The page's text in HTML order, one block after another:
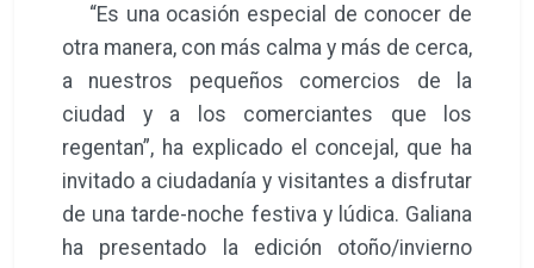
“Es una ocasión especial de conocer de
otra manera, con más calma y más de cerca,
a nuestros pequeños comercios de la
ciudad y a los comerciantes que los
regentan”, ha explicado el concejal, que ha
invitado a ciudadanía y visitantes a disfrutar
de una tarde-noche festiva y lúdica. Galiana
ha presentado la edición otoño/invierno